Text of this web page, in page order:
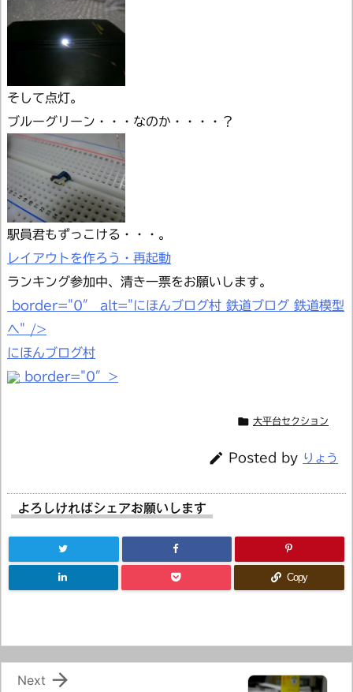
そして点灯。
ブルーグリーン・・・なのか・・・・？
駅員君もずっこける・・・。
レイアウトを作ろう・再起動
ランキング参加中、清き一票をお願いします。
border="0″ alt="にほんブログ村 鉄道ブログ 鉄道模型
へ" />
にほんブログ村
border="0″>
 大平台セクション
 Posted by りょう
よろしければシェアお願いします
Copy

Next